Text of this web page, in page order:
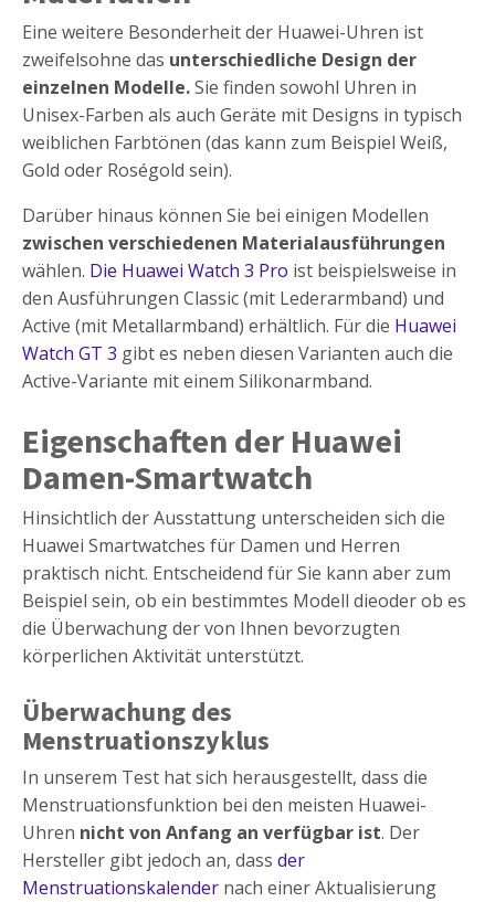
Eine weitere Besonderheit der Huawei-Uhren ist
zweifelsohne das unterschiedliche Design der
einzelnen Modelle.Sie finden sowohl Uhren in
Unisex-Farben als auch Geräte mit Designs in typisch
weiblichen Farbtönen (das kann zum Beispiel Weiß,
Gold oder Roségold sein).
Darüber hinaus können Sie bei einigen Modellen
zwischen verschiedenen Materialausführungen
wählen. Die Huawei Watch 3 Pro ist beispielsweise in
den Ausführungen Classic (mit Lederarmband) und
Active (mit Metallarmband) erhältlich. Für die Huawei
Watch GT 3 gibt es neben diesen Varianten auch die
Active-Variante mit einem Silikonarmband.
Eigenschaften der Huawei
Damen-Smartwatch
Hinsichtlich der Ausstattung unterscheiden sich die
Huawei Smartwatches für Damen und Herren
praktisch nicht. Entscheidend für Sie kann aber zum
Beispiel sein, ob ein bestimmtes Modell dieoder ob es
die Überwachung der von Ihnen bevorzugten
körperlichen Aktivität unterstützt.
Überwachung des
Menstruationszyklus
In unserem Test hat sich herausgestellt, dass die
Menstruationsfunktion bei den meisten Huawei-
Uhren nicht von Anfang an verfügbar ist. Der
Hersteller gibt jedoch an, dass der
Menstruationskalender nach einer Aktualisierung